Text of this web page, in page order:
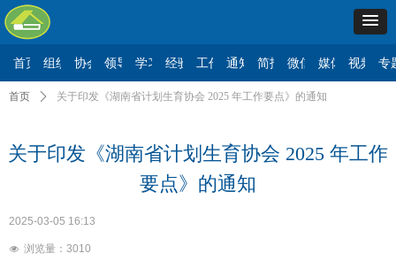
首页 组织机构协会要闻领导讲话学习二十大
经验交流工作动态通知公告简报信息微信公众号
媒体报道视频展专
关于印发《湖南省计划生育协会 2025 年工作
要点》的通知
首页 ꄲ 关于印发《湖南省计划生育协会 2025 年工作要点》的通知
2025-03-05 16:13
넶 浏览量： 3010